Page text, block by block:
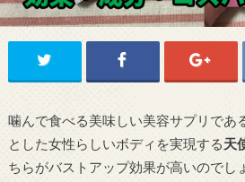
噛んで食べる美味しい美容サプリであ
とした女性らしいボディを実現する天
ちらがバストアップ効果が高いのでし